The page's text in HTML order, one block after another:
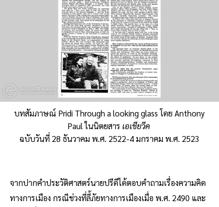
บทสัมภาษณ์ Pridi Through a looking glass โดย Anthony
Paul ในนิตยสาร เอเชียวีค
ฉบับวันที่ 28 ธันวาคม พ.ศ. 2522-4 มกราคม พ.ศ. 2523
จากปากคำประวัติศาสตร์นายปรีดีได้ตอบคำถามเรื่องความคิด
ทางการเมือง กรณีช่วงที่ลี้ภัยทางการเมืองเมื่อ พ.ศ. 2490 และ